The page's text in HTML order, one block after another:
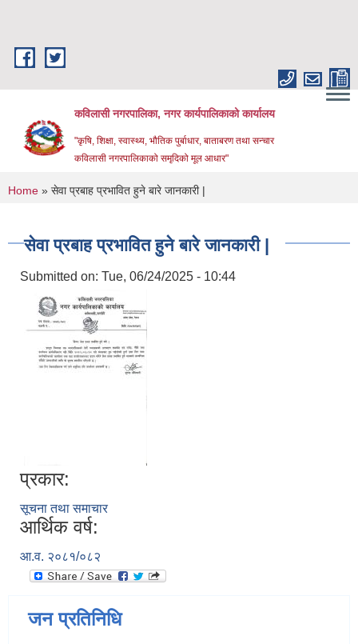
कविलासी नगरपालिका, नगर कार्यपालिकाको कार्यालय
"कृषि, शिक्षा, स्वास्थ्य, भौतिक पुर्बाधार, बाताबरण तथा सन्चार
कविलासी नगरपालिकाको समृदिको मूल आधार"
You are here
Home » सेवा प्रबाह प्रभावित हुने बारे जानकारी |
सेवा प्रबाह प्रभावित हुने बारे जानकारी |
Submitted on: Tue, 06/24/2025 - 10:44
प्रकार:
सूचना तथा समाचार
आर्थिक वर्ष:
आ.व. २०८१/०८२
जन प्रतिनिधि